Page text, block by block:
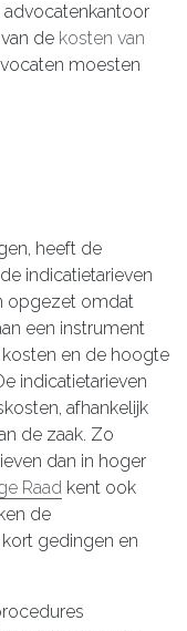
de kosten van
moesten
heeft de
indicatietarieven
opgezet omdat
een instrument
en de hoogte
indicatietarieven
afhankelijk
de zaak. Zo
dan in hoger
Raad kent ook
de
gedingen en